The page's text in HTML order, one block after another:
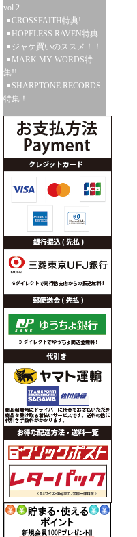
vol.2
CROSSFAITH特典!
HOPELESS RAVEN特典
ジャケ買いのススメ！！
MARK MY WORDS特
集!!
SHARPTONE RECORDS
特集！